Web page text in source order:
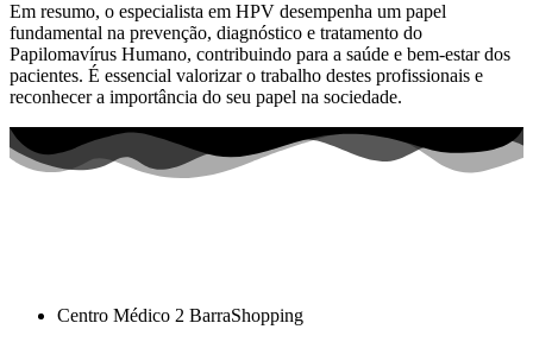
Em resumo, o especialista em HPV desempenha um papel
fundamental na prevenção, diagnóstico e tratamento do
Papilomavírus Humano, contribuindo para a saúde e bem-estar dos
pacientes. É essencial valorizar o trabalho destes profissionais e
reconhecer a importância do seu papel na sociedade.
Centro Médico 2 BarraShopping